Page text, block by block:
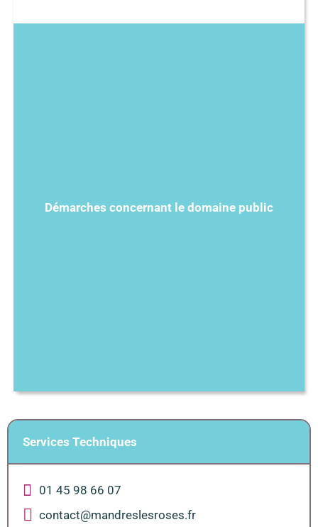
Démarches concernant le domaine public
Services Techniques
01 45 98 66 07
contact@mandreslesroses.fr